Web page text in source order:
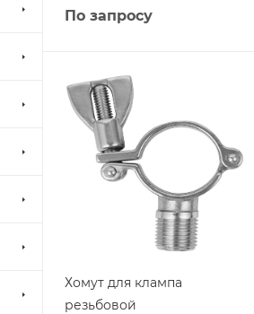
По запросу
Хомут для клампа
резьбовой